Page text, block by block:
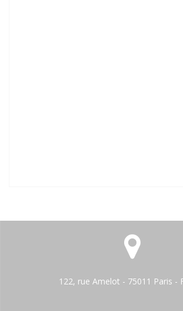
122, rue Amelot - 75011 Paris -